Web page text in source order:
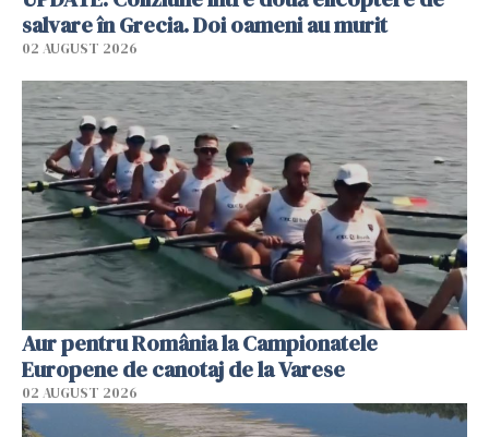
salvare în Grecia. Doi oameni au murit
02 AUGUST 2026
Aur pentru România la Campionatele
Europene de canotaj de la Varese
02 AUGUST 2026